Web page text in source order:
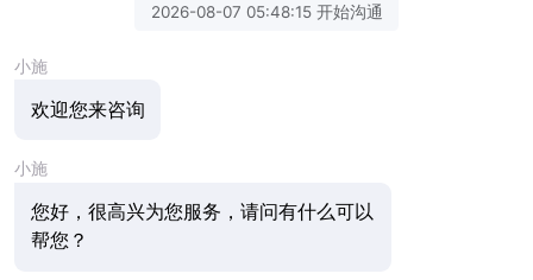
2026-08-07 05:48:15 开始沟通
小施
欢迎您来咨询
小施
您好，很高兴为您服务，请问有什么可以
帮您？